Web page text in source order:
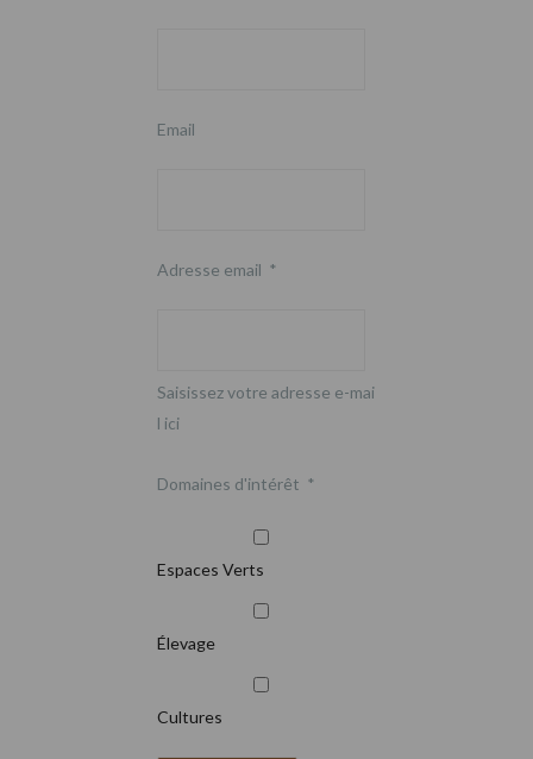
Email
Adresse email *
Saisissez votre adresse e-mai
l ici
Domaines d'intérêt *
Espaces Verts
Élevage
Cultures